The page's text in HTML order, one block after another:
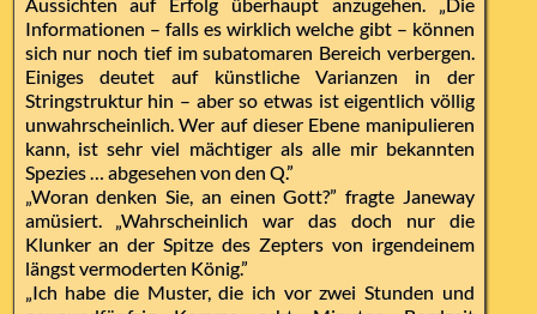
Aussichten auf Erfolg überhaupt anzugehen. „Die
Informationen – falls es wirklich welche gibt – können
sich nur noch tief im subatomaren Bereich verbergen.
Einiges deutet auf künstliche Varianzen in der
Stringstruktur hin – aber so etwas ist eigentlich völlig
unwahrscheinlich. Wer auf dieser Ebene manipulieren
kann, ist sehr viel mächtiger als alle mir bekannten
Spezies … abgesehen von den Q.”
„Woran denken Sie, an einen Gott?” fragte Janeway
amüsiert. „Wahrscheinlich war das doch nur die
Klunker an der Spitze des Zepters von irgendeinem
längst vermoderten König.”
„Ich habe die Muster, die ich vor zwei Stunden und